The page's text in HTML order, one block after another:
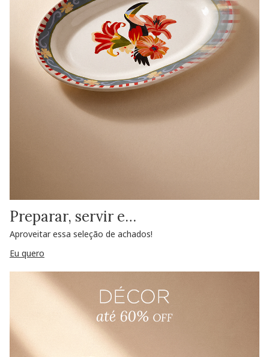
Preparar, servir e…
Aproveitar essa seleção de achados!
Eu quero